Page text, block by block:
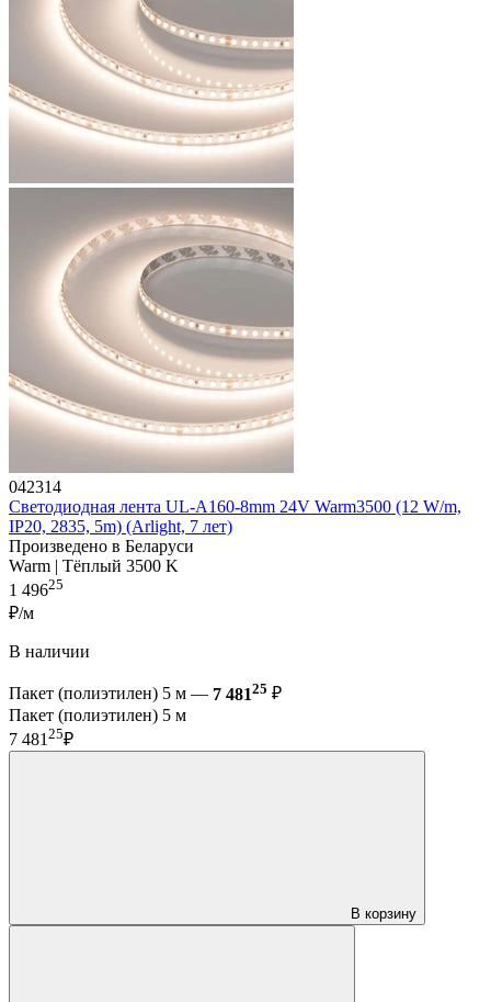
042314
Светодиодная лента UL-A160-8mm 24V Warm3500 (12 W/m,
IP20, 2835, 5m) (Arlight, 7 лет)
Произведено в Беларуси
Warm | Тёплый 3500 K
1 49625
₽/м
В наличии
Пакет (полиэтилен) 5 м — 7 48125 ₽
Пакет (полиэтилен) 5 м
7 481 25₽
В корзину